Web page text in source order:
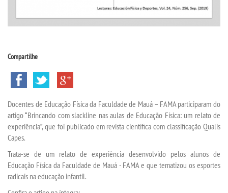
LICENCIATURAS
TECNOLÓGICOS
VESTIBULAR
TRANSFERÊNCIA
Compartilhe
Docentes de Educação Física da Faculdade de Mauá – FAMA participaram do
artigo “Brincando com slackline nas aulas de Educação Física: um relato de
experiência”, que foi publicado em revista científica com classificação Qualis
Capes.
Trata-se de um relato de experiência desenvolvido pelos alunos de
Educação Física da Faculdade de Mauá - FAMA e que tematizou os esportes
radicais na educação infantil.